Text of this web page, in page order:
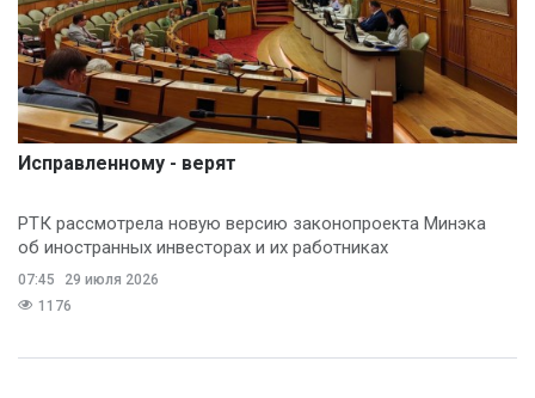
Исправленному - верят
РТК рассмотрела новую версию законопроекта Минэка
об иностранных инвесторах и их работниках
07:45
29 июля 2026
1176